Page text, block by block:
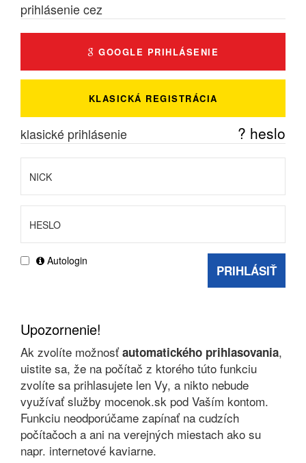
prihlásenie cez
GOOGLE PRIHLÁSENIE
KLASICKÁ REGISTRÁCIA
klasické prihlásenie ? heslo
Autologin
PRIHLÁSIŤ
Upozornenie!
Ak zvolíte možnosťautomatického prihlasovania,
uistite sa, že na počítač z ktorého túto funkciu
zvolíte sa prihlasujete len Vy, a nikto nebude
využívať služby mocenok.sk pod Vaším kontom.
Funkciu neodporúčame zapínať na cudzích
počítačoch a ani na verejných miestach ako su
napr. internetové kaviarne.